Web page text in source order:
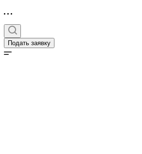
Подать заявку